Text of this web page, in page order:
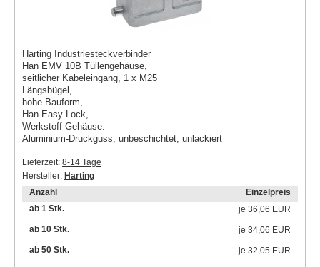
Harting Industriesteckverbinder
Han EMV 10B Tüllengehäuse,
seitlicher Kabeleingang, 1 x M25
Längsbügel,
hohe Bauform,
Han-Easy Lock,
Werkstoff Gehäuse:
Aluminium-Druckguss, unbeschichtet, unlackiert
Lieferzeit: 8-14 Tage
Hersteller: Harting
Anzahl
Einzelpreis
ab 1 Stk.
je 36,06 EUR
ab 10 Stk.
je 34,06 EUR
ab 50 Stk.
je 32,05 EUR